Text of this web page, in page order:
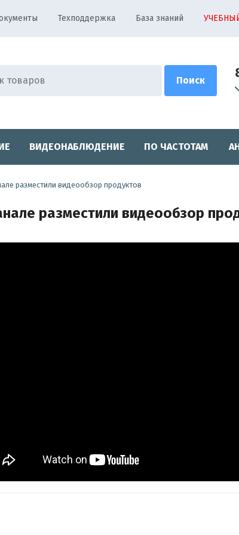
Техподдержка База знаний
ВИДЕОНАБЛЮДЕНИЕ ПО ЧАСТОТАМ
разместили видеообзор продуктов
разместили видеообзор